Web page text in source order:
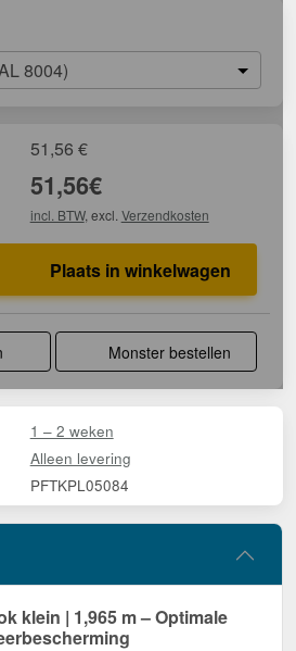
8004)
51,56 €
51,56€
incl. BTW, excl. Verzendkosten
Plaats in winkelwagen
Monster bestellen
1 – 2 weken
Alleen levering
PFTKPL05084
klein | 1,965 m – Optimale